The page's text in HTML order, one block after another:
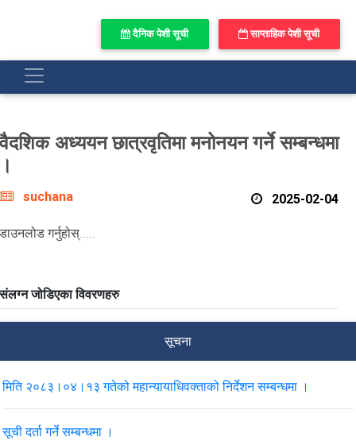
दैनिक पेशी सूची साप्ताहिक पेशी सूची
वैदशिक अध्ययन छात्रवृतिमा मनोनयन गर्ने सम्बन्धमा
।
suchana 2025-02-04
डाउनलोड गर्नुहोस्.....
संलग्न जोडिएका विवरणहरु
सूचना
मिति २०८३।०४।१३ गतेको महान्यायाधिवक्ताको निर्देशन सम्बन्धमा ।
सूची दर्ता गर्ने सम्बन्धमा ।